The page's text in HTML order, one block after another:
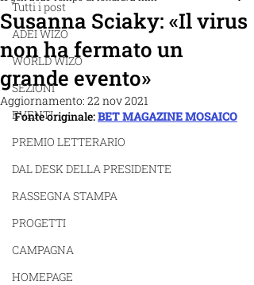
Tutti i post
ADEI WIZO
WORLD WIZO
SEZIONI
EVENTI
PREMIO LETTERARIO
DAL DESK DELLA PRESIDENTE
RASSEGNA STAMPA
PROGETTI
CAMPAGNA
HOMEPAGE
Susanna Sciaky: «Il virus
non ha fermato un
grande evento»
Aggiornamento: 22 nov 2021
Fonte originale: BET MAGAZINE MOSAICO